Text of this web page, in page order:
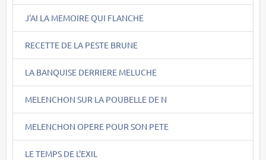
J'AI LA MEMOIRE QUI FLANCHE
RECETTE DE LA PESTE BRUNE
LA BANQUISE DERRIERE MELUCHE
MELENCHON SUR LA POUBELLE DE N
MELENCHON OPERE POUR SON PETE
LE TEMPS DE L'EXIL